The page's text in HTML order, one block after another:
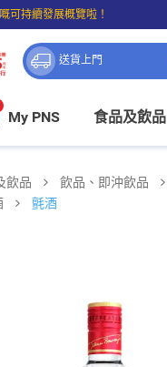
可持續發展概覽啦！
費送貨；滿$100即可免費店取。
送貨上門
My PNS 食品及飲品
飲品 飲品、即沖飲品
氈酒